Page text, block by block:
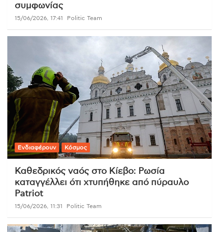
συμφωνίας
15/06/2026, 17:41 Politic Team
Ενδιαφέρουν Κόσμος
Καθεδρικός ναός στο Κίεβο: Ρωσία
καταγγέλλει ότι χτυπήθηκε από πύραυλο
Patriot
15/06/2026, 11:31 Politic Team